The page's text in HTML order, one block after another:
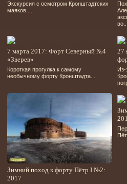
Экскурсия с осмотром Кронштадтских
маяков....
во...
7 марта 2017: Форт Северный №4
«Зверев»
Короткая прогулка к самому
необычному форту Кронштадта....
27
Из-
Зимний поход к форту Пётр I №2:
2017